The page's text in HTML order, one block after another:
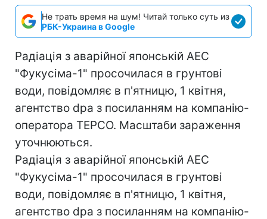
Не трать время на шум! Читай только суть из
РБК-Украина в Google
Радіація з аварійної японській АЕС
"Фукусіма-1" просочилася в грунтові
води, повідомляє в п'ятницю, 1 квітня,
агентство dpa з посиланням на компанію-
оператора TEPCO. Масштаби зараження
уточнюються.
Радіація з аварійної японській АЕС
"Фукусіма-1" просочилася в грунтові
води, повідомляє в п'ятницю, 1 квітня,
агентство dpa з посиланням на компанію-